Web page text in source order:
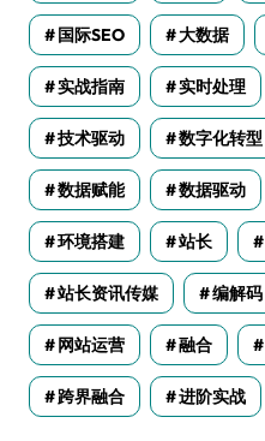
国际SEO 大数据
实战指南 实时处理
技术驱动 数字化转型
数据赋能 数据驱动
环境搭建 站长
站长资讯传媒 编解码
网站运营 融合
跨界融合 进阶实战